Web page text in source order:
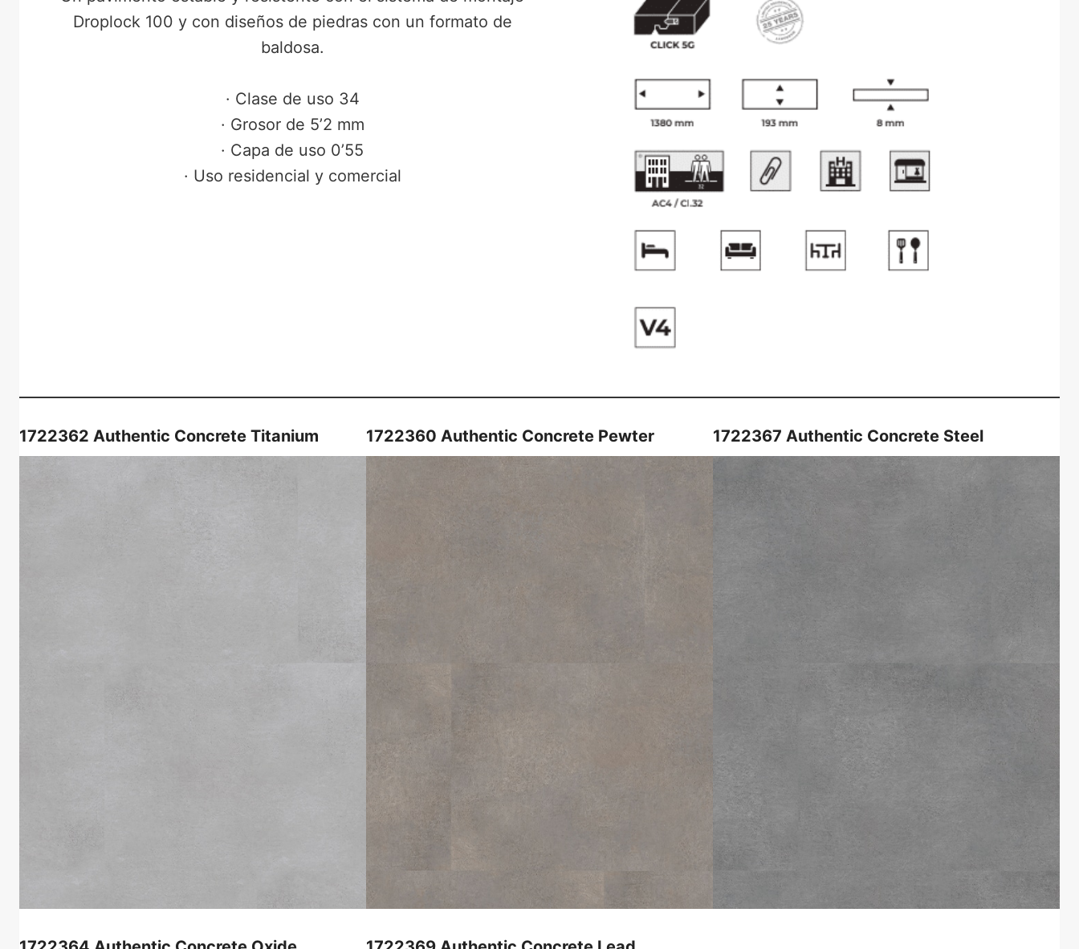
Droplock 100 y con diseños de piedras con un formato de
baldosa.
· Clase de uso 34
· Grosor de 5’2 mm
· Capa de uso 0’55
· Uso residencial y comercial
1722362 Authentic Concrete Titanium 1722360 Authentic Concrete Pewter 1722367 Authentic Concrete Steel